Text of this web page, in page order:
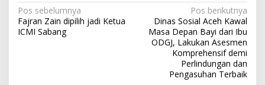
N
a
Pos sebelumnya
Fajran Zain dipilih jadi Ketua
ICMI Sabang
Pos berikutnya
Dinas Sosial Aceh Kawal
Masa Depan Bayi dari Ibu
ODGJ, Lakukan Asesmen
Komprehensif demi
Perlindungan dan
Pengasuhan Terbaik